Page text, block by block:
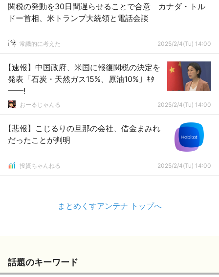
関税の発動を30日間遅らせることで合意 カナダ・トル
ドー首相、米トランプ大統領と電話会談
常識的に考えた 2025/2/4(Tu) 14:00
【速報】中国政府、米国に報復関税の決定を
発表「石炭・天然ガス15%、原油10%」ｷﾀ
━━!
おーるじゃんる 2025/2/4(Tu) 14:00
【悲報】こじるりの旦那の会社、借金まみれ
だったことが判明
投資ちゃんねる 2025/2/4(Tu) 14:00
まとめくすアンテナ トップへ
話題のキーワード